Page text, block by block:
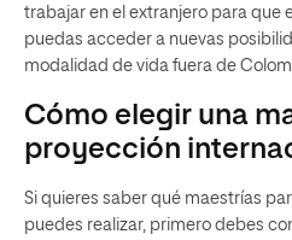
trabajar en el extranjero para que
puedas acceder a nuevas
modalidad de vida fuera de
Cómo elegir una
proyección
Si quieres saber qué maestrías
puedes realizar, primero debes